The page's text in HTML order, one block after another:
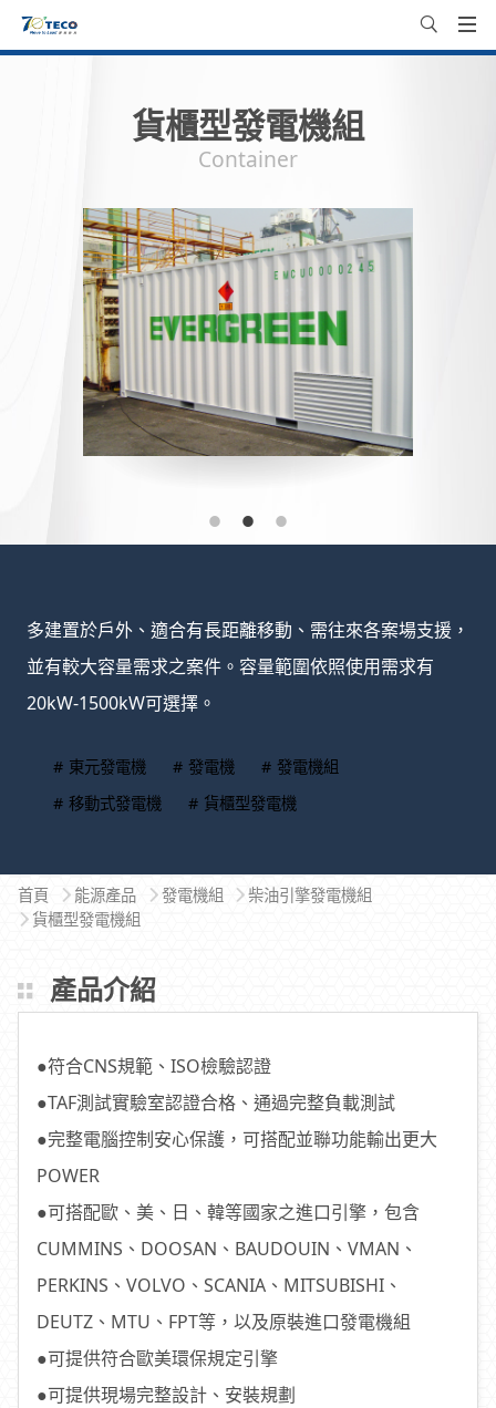
貨櫃型發電機組
Container
多建置於戶外、適合有長距離移動、需往來各案場支援，
並有較大容量需求之案件。容量範圍依照使用需求有
20kW-1500kW可選擇。
# 東元發電機 # 發電機
# 發電機組
# 移動式發電機
# 貨櫃型發電機
首頁 能源產品 發電機組
柴油引擎發電機組
貨櫃型發電機組
產品介紹
●符合CNS規範、ISO檢驗認證
●TAF測試實驗室認證合格、通過完整負載測試
●完整電腦控制安心保護，可搭配並聯功能輸出更大
POWER
●可搭配歐、美、日、韓等國家之進口引擎，包含
CUMMINS、DOOSAN、BAUDOUIN、VMAN、
PERKINS、VOLVO、SCANIA、MITSUBISHI、
DEUTZ、MTU、FPT等，以及原裝進口發電機組
●可提供符合歐美環保規定引擎
●可提供現場完整設計、安裝規劃